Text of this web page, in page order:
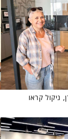
ניקול קראו